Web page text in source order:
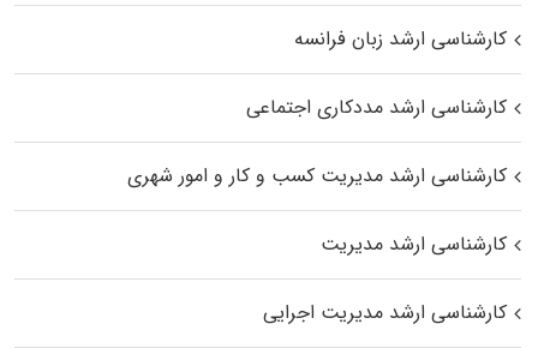
کارشناسی ارشد زبان فرانسه
کارشناسی ارشد مددکاری اجتماعی
کارشناسی ارشد مدیریت کسب و کار و امور شهری
کارشناسی ارشد مدیریت
کارشناسی ارشد مدیریت اجرایی